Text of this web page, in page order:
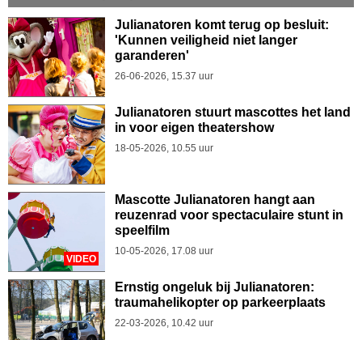
Julianatoren komt terug op besluit:
'Kunnen veiligheid niet langer
garanderen'
26-06-2026, 15.37 uur
Julianatoren stuurt mascottes het land
in voor eigen theatershow
18-05-2026, 10.55 uur
VIDEO
Mascotte Julianatoren hangt aan
reuzenrad voor spectaculaire stunt in
speelfilm
10-05-2026, 17.08 uur
Ernstig ongeluk bij Julianatoren:
traumahelikopter op parkeerplaats
22-03-2026, 10.42 uur